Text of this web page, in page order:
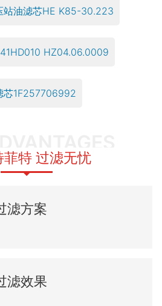
站油滤芯HE K85-30.223
HZ04.06.0009
芯1F257706992
菲特 过滤无忧
滤方案
滤效果